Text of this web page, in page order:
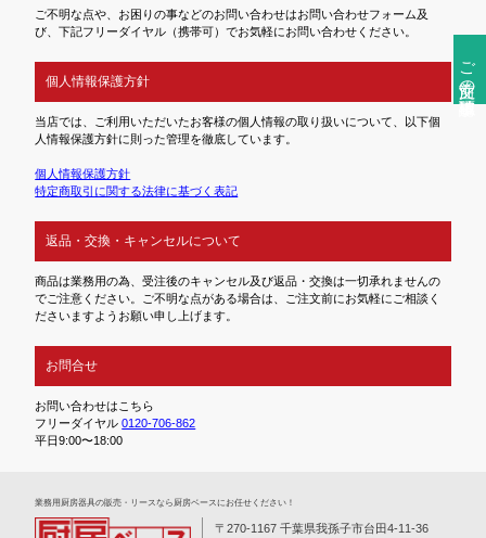
ご注文前の確認事項
ご不明な点や、お困りの事などのお問い合わせはお問い合わせフォーム及
び、下記フリーダイヤル（携帯可）でお気軽にお問い合わせください。
個人情報保護方針
当店では、ご利用いただいたお客様の個人情報の取り扱いについて、以下個
人情報保護方針に則った管理を徹底しています。
個人情報保護方針
特定商取引に関する法律に基づく表記
返品・交換・キャンセルについて
商品は業務用の為、受注後のキャンセル及び返品・交換は一切承れませんの
でご注意ください。ご不明な点がある場合は、ご注文前にお気軽にご相談く
ださいますようお願い申し上げます。
お問合せ
お問い合わせはこちら
フリーダイヤル0120-706-862
平日9:00〜18:00
業務⽤厨房器具の販売・リースなら厨房ベースにお任せください！
〒270-1167 千葉県我孫子市台田4-11-36